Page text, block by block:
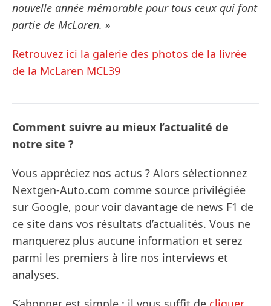
nouvelle année mémorable pour tous ceux qui font
partie de McLaren. »
Retrouvez ici la galerie des photos de la livrée
de la McLaren MCL39
Comment suivre au mieux l’actualité de
notre site ?
Vous appréciez nos actus ? Alors sélectionnez
Nextgen-Auto.com comme source privilégiée
sur Google, pour voir davantage de news F1 de
ce site dans vos résultats d’actualités. Vous ne
manquerez plus aucune information et serez
parmi les premiers à lire nos interviews et
analyses.